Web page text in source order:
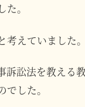
。
考えていました。
訟法を教える
した。